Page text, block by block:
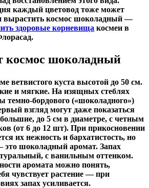
каждый цветовод тоже может
вырастить космос шоколадный —
здоровые корневища космеи в
космос шоколадный
ветвистого куста высотой до 50 см.
и мягкие. На изящных стеблях
темно-бордового («шоколадного»)
взгляд могут даже показаться
до 5 см в диаметре, с четным
(от 6 до 12 шт). При прикосновении
их нежность и бархатистость, но
это шоколадный аромат. Запах
с ванильным оттенком.
аромата можно понять,
чувствует растение — при
запах усиливается.